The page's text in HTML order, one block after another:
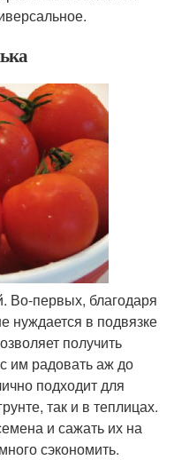
Во-первых, благодаря
нуждается в подвязке
получить
им радовать аж до
подходит для
так и в теплицах.
и сажать их на
сэкономить.